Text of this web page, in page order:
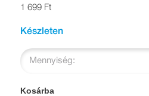
1 699 Ft
Készleten
Mennyiség:
Kosárba